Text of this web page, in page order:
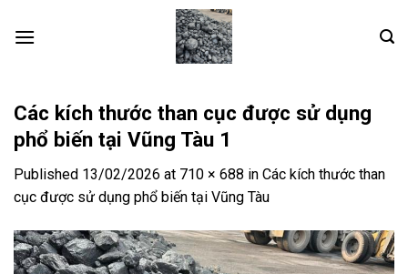
Các kích thước than cục được sử dụng
phổ biến tại Vũng Tàu 1
Published 13/02/2026 at 710 × 688 in Các kích thước than
cục được sử dụng phổ biến tại Vũng Tàu